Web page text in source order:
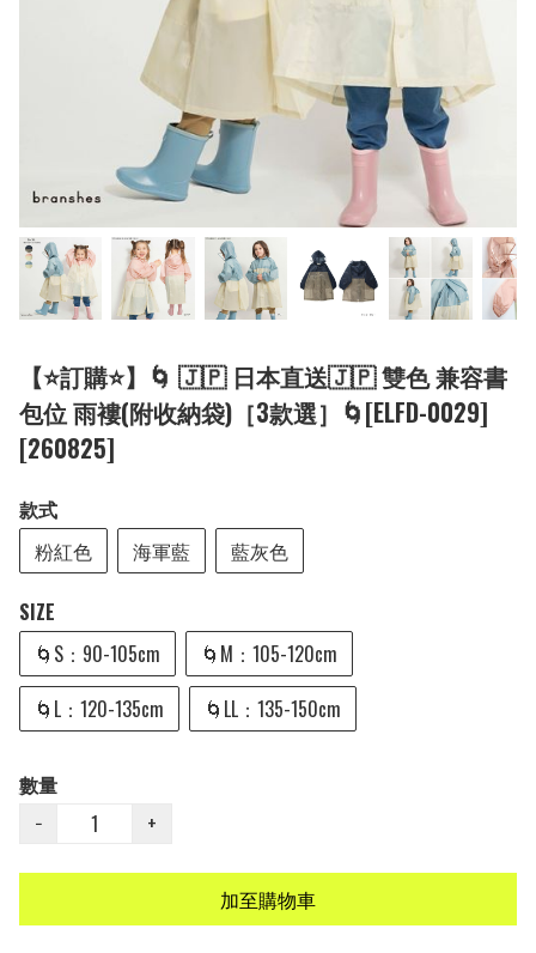
【⭐訂購⭐】🌀 🇯🇵 日本直送🇯🇵 雙色 兼容書
包位 雨褸(附收納袋)［3款選］🌀[ELFD-0029]
[260825]
款式
粉紅色
海軍藍 藍灰色
SIZE
🌀S：90-105cm
🌀M：105-120cm
🌀L：120-135cm
🌀LL：135-150cm
數量
−
+
加至購物車